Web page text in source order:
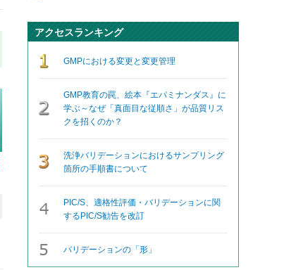
アクセスランキング
GMPにおける変更と変更管理
GMP教育の罠、絵本『エパミナンダス』に
学ぶ～なぜ「真面目な従順さ」が品質リス
クを招くのか？
洗浄バリデーションにおけるサンプリング
箇所の手順書について
PIC/S、適格性評価・バリデーションに関
するPIC/S勧告を改訂
バリデーションの「形」